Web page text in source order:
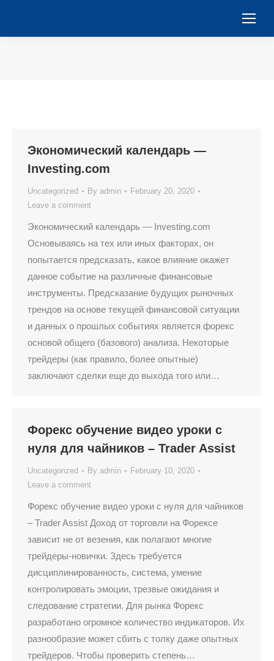
Экономический календарь —
Investing.com
Uncategorized By admin
February 20, 2020
Leave a comment
Экономический календарь — Investing.com
Основываясь на тех или иных факторах, он
попытается предсказать, какое влияние окажет
данное событие на различные финансовые
инструменты. Предсказание будущих рыночных
трендов на основе текущей финансовой ситуации
и данных о прошлых событиях является форекс
основой общего (базового) анализа. Некоторые
трейдеры (как правило, более опытные)
заключают сделки еще до выхода того или…
Форекс обучение видео уроки с
нуля для чайников – Trader Assist
Uncategorized By admin
February 10, 2020
Leave a comment
Форекс обучение видео уроки с нуля для чайников
– Trader Assist Доход от торговли на Форексе
зависит не от везения, как полагают многие
трейдеры-новички. Здесь требуется
дисциплинированность, система, умение
контролировать эмоции, трезвые ожидания и
следование стратегии. Для рынка Форекс
разработано огромное количество индикаторов. Их
разнообразие может сбить с толку даже опытных
трейдеров. Чтобы проверить степень…